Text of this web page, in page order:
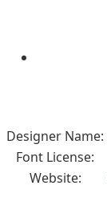
Designer Name:
Font License:
Website: